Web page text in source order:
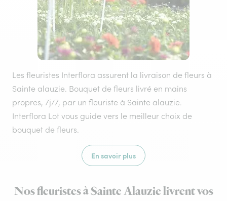
Les fleuristes Interflora assurent la livraison de fleurs à
Sainte alauzie. Bouquet de fleurs livré en mains
propres, 7j/7, par un fleuriste à Sainte alauzie.
Interflora Lot vous guide vers le meilleur choix de
bouquet de fleurs.
En savoir plus
Nos fleuristes à Sainte Alauzie livrent vos